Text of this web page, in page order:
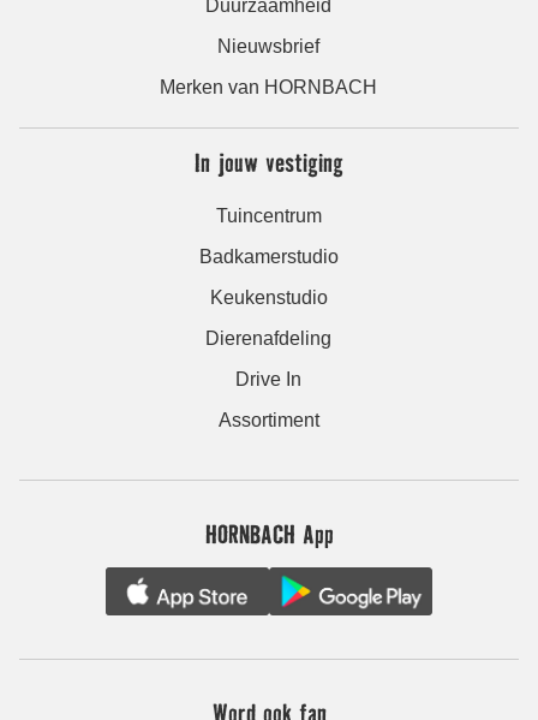
Duurzaamheid
Nieuwsbrief
Merken van HORNBACH
In jouw vestiging
Tuincentrum
Badkamerstudio
Keukenstudio
Dierenafdeling
Drive In
Assortiment
HORNBACH App
Word ook fan